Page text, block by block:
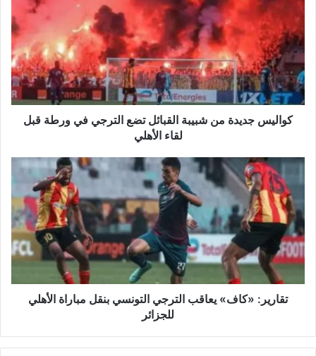
من
شبيبة
القبائل
تضع
الترجي
في
ورطة
قبلكواليس جديدة من شبيبة القبائل تضع الترجي في ورطة قبل
لقاء الأهلي
تقارير:
«كاف»
يعاقب
الترجي
التونسي
بنقل
مباراة
الأهلي
للجزائر
تقارير: «كاف» يعاقب الترجي التونسي بنقل مباراة الأهلي
للجزائر